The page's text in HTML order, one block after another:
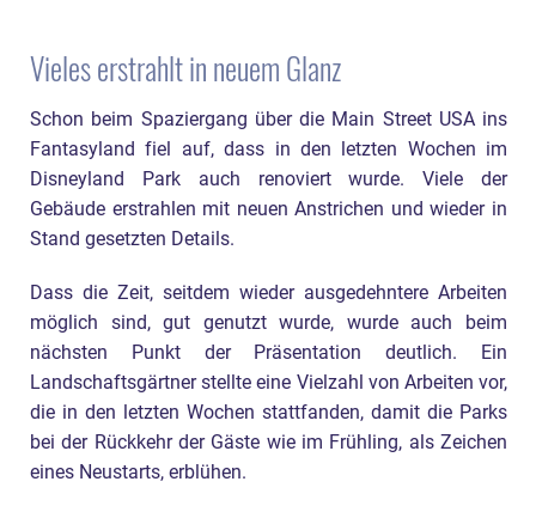
Vieles erstrahlt in neuem Glanz
Schon beim Spaziergang über die Main Street USA ins
Fantasyland fiel auf, dass in den letzten Wochen im
Disneyland Park auch renoviert wurde. Viele der
Gebäude erstrahlen mit neuen Anstrichen und wieder in
Stand gesetzten Details.
Dass die Zeit, seitdem wieder ausgedehntere Arbeiten
möglich sind, gut genutzt wurde, wurde auch beim
nächsten Punkt der Präsentation deutlich. Ein
Landschaftsgärtner stellte eine Vielzahl von Arbeiten vor,
die in den letzten Wochen stattfanden, damit die Parks
bei der Rückkehr der Gäste wie im Frühling, als Zeichen
eines Neustarts, erblühen.